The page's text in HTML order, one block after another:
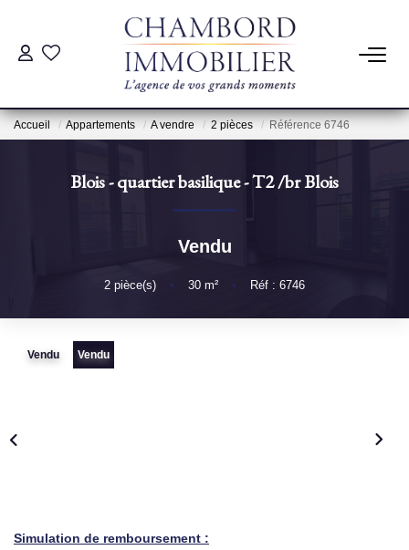
ACHAT
Pré-Estimation
Accueil Appartements A vendre 2 pièces Référence 6746
Blois - quartier basilique - T2/brBlois
Vendu
2 pièce(s) • 30 m² • Réf : 6746
Vendu Vendu
Simulation de remboursement :